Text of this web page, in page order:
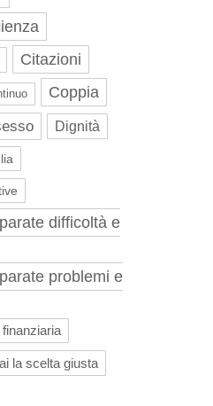
Citazioni
Coppia
Dignità
difficoltà e
problemi e
la scelta giusta